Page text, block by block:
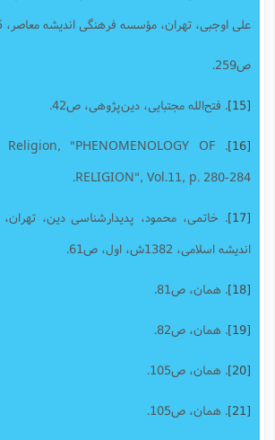
علی اوجبی، تهران، مؤسسه فرهنگی اندیشه معاصر، 1375، اول.
ص259.
. فتح‌الله مجتبایی، دین‌پژوهی، ص42.
Religion, "PHENOMENOLOGY OF
RELIGION", Vol.11, p. 280-284.
. خاتمی، محمود، پدیدارشناسى دین،
اندیشه اسلامى، 1382ش، اول، ص61.
. همان، ص81.
. همان، ص82.
. همان، ص105.
. همان، ص105.